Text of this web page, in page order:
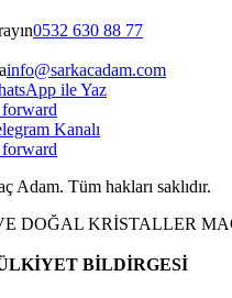
0532 630 88 77
info@sarkacadam.com
ile Yaz
Kanalı
Adam. Tüm hakları saklıdır.
DOĞAL KRİSTALLER
BİLDİRGESİ